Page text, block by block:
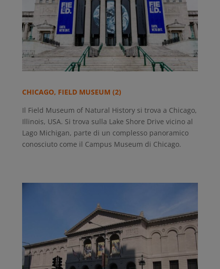
CHICAGO, FIELD MUSEUM (2)
Il Field Museum of Natural History si trova a Chicago,
Illinois, USA. Si trova sulla Lake Shore Drive vicino al
Lago Michigan, parte di un complesso panoramico
conosciuto come il Campus Museum di Chicago.